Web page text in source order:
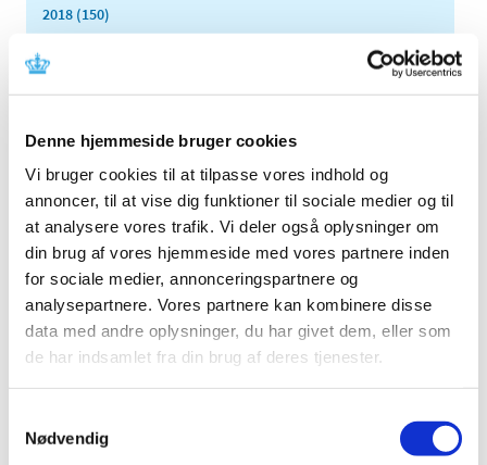
Denne hjemmeside bruger cookies
Vi bruger cookies til at tilpasse vores indhold og
annoncer, til at vise dig funktioner til sociale medier og til
at analysere vores trafik. Vi deler også oplysninger om
din brug af vores hjemmeside med vores partnere inden
for sociale medier, annonceringspartnere og
analysepartnere. Vores partnere kan kombinere disse
data med andre oplysninger, du har givet dem, eller som
de har indsamlet fra din brug af deres tjenester.
Nødvendig
2018 (150)
2016 (167)
december (4)
oktober (2)
september (3)
august (2)
juni (9)
maj (2)
marts (2)
februar (2)
januar (3)
2013 (49)